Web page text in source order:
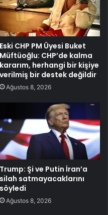
Eski CHP PM Üyesi Buket
Müftüoğlu: CHP’de kalma
kararım, herhangi bir kişiye
verilmiş bir destek değildir
Ağustos 8, 2026
Trump: Şi ve Putin İran’a
silah satmayacaklarını
söyledi
Ağustos 8, 2026